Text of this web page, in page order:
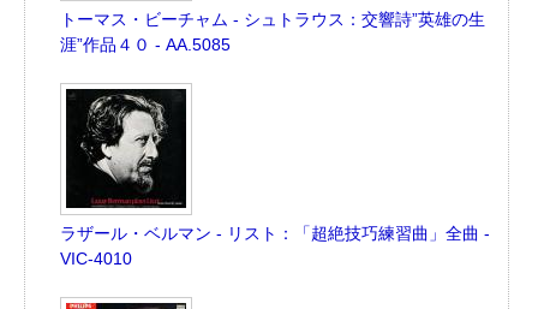
トーマス・ビーチャム - シュトラウス：交響詩”英雄の生
涯”作品４０ - AA.5085
ラザール・ベルマン - リスト：「超絶技巧練習曲」全曲 -
VIC-4010